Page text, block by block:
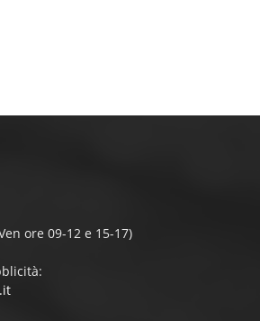
ore 09-12 e 15-17)